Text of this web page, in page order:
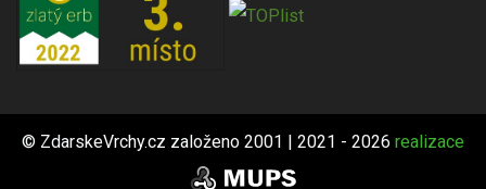
© ZdarskeVrchy.cz založeno 2001 | 2021 - 2026 realizace